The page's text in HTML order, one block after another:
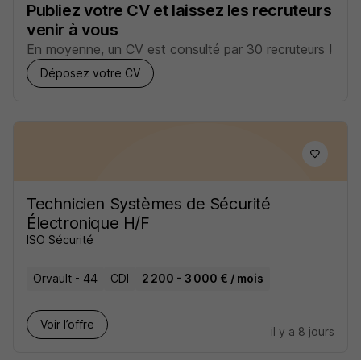
Publiez votre CV et laissez les recruteurs
venir à vous
En moyenne, un CV est consulté par 30 recruteurs !
Déposez votre CV
Technicien Systèmes de Sécurité
Électronique H/F
ISO Sécurité
Orvault - 44 CDI 2 200 - 3 000 € / mois
Voir l’offre
il y a 8 jours